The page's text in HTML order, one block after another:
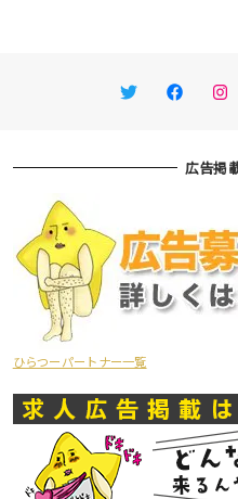
Twitter
広告掲
ひらつーパートナー一覧